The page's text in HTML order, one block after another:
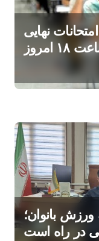
نهایی
امروز
ورزش بانوان؛
در راه است